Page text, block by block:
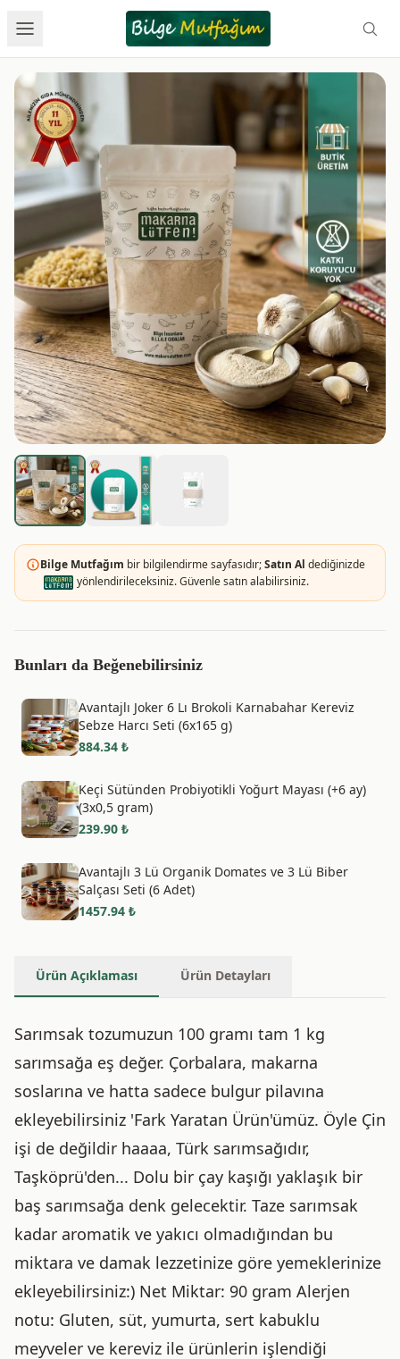
Bilge Mutfağım bir bilgilendirme sayfasıdır;Satın Al dediğinizde
yönlendirileceksiniz. Güvenle satın alabilirsiniz.
Bunları da Beğenebilirsiniz
Avantajlı Joker 6 Lı Brokoli Karnabahar Kereviz
Sebze Harcı Seti (6x165 g)
884.34 ₺
Keçi Sütünden Probiyotikli Yoğurt Mayası (+6 ay)
(3x0,5 gram)
239.90 ₺
Avantajlı 3 Lü Organik Domates ve 3 Lü Biber
Salçası Seti (6 Adet)
1457.94 ₺
Ürün Açıklaması Ürün Detayları
Sarımsak tozumuzun 100 gramı tam 1 kg
sarımsağa eş değer. Çorbalara, makarna
soslarına ve hatta sadece bulgur pilavına
ekleyebilirsiniz 'Fark Yaratan Ürün'ümüz. Öyle Çin
işi de değildir haaaa, Türk sarımsağıdır,
Taşköprü'den... Dolu bir çay kaşığı yaklaşık bir
baş sarımsağa denk gelecektir. Taze sarımsak
kadar aromatik ve yakıcı olmadığından bu
miktara ve damak lezzetinize göre yemeklerinize
ekleyebilirsiniz:) Net Miktar: 90 gram Alerjen
notu: Gluten, süt, yumurta, sert kabuklu
meyveler ve kereviz ile ürünlerin işlendiği